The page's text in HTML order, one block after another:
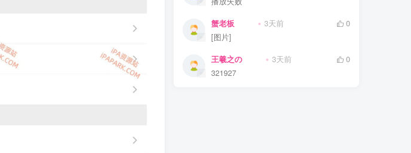
蟹老板 3天前
0
[图片]
王羲之の 3天前
0
321927